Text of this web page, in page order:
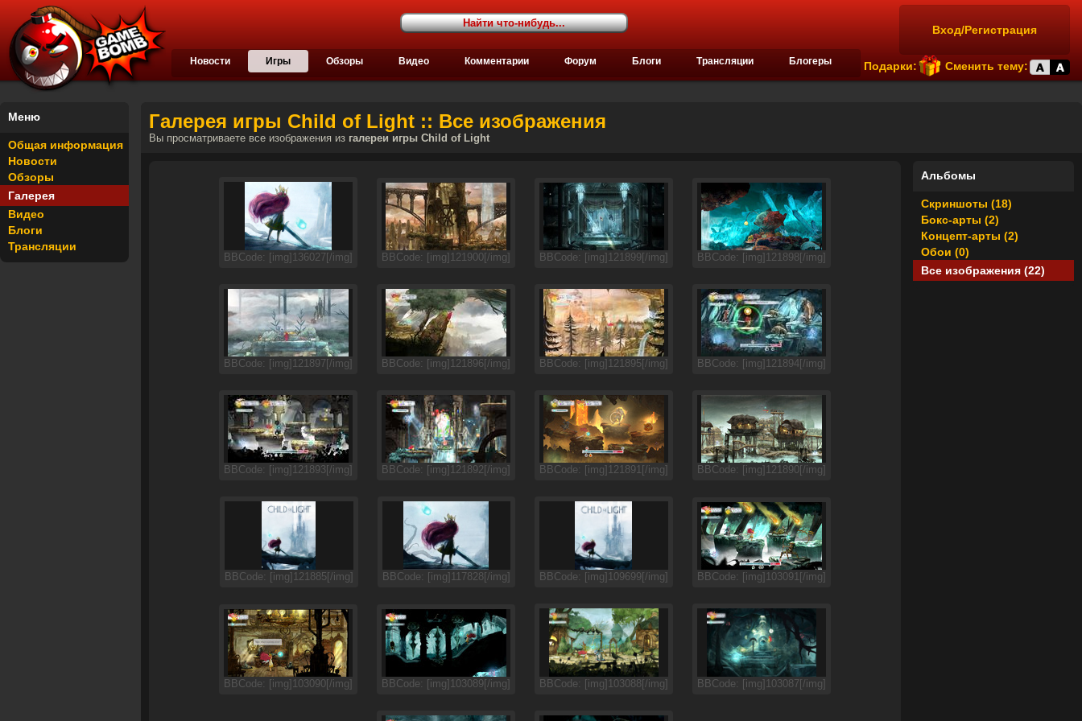
Вход/Регистрация
Подарки: Сменить тему:
Новости Игры Обзоры Видео Комментарии Форум Блоги Трансляции Блогеры
Меню
Общая информация
Новости
Обзоры
Галерея
Видео
Блоги
Трансляции
Галерея игры Child of Light :: Все изображения
Вы просматриваете все изображения из галереи игры Child of Light
BBCode: [img]136027[/img] BBCode: [img]121900[/img] BBCode: [img]121899[/img] BBCode: [img]121898[/img]
BBCode: [img]121897[/img] BBCode: [img]121896[/img] BBCode: [img]121895[/img] BBCode: [img]121894[/img]
BBCode: [img]121893[/img] BBCode: [img]121892[/img] BBCode: [img]121891[/img] BBCode: [img]121890[/img]
BBCode: [img]121885[/img] BBCode: [img]117828[/img] BBCode: [img]109699[/img] BBCode: [img]103091[/img]
BBCode: [img]103090[/img] BBCode: [img]103089[/img] BBCode: [img]103088[/img] BBCode: [img]103087[/img]
Альбомы
Скриншоты (18)
Бокс-арты (2)
Концепт-арты (2)
Обои (0)
Все изображения (22)